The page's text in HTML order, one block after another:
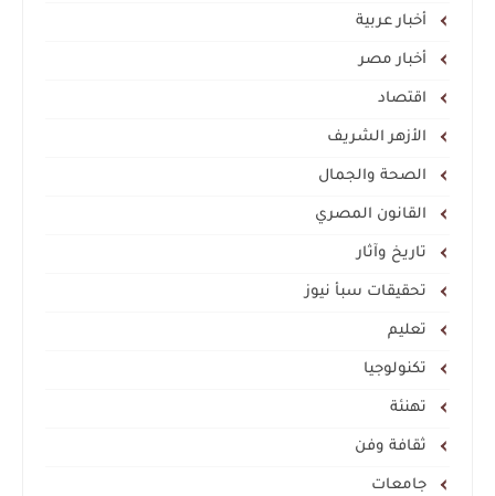
أخبار عربية
أخبار مصر
اقتصاد
الأزهر الشريف
الصحة والجمال
القانون المصري
تاريخ وآثار
تحقيقات سبأ نيوز
تعليم
تكنولوجيا
تهنئة
ثقافة وفن
جامعات